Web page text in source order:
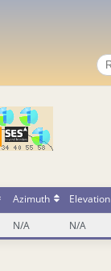
Azimuth Elevation
N/A N/A